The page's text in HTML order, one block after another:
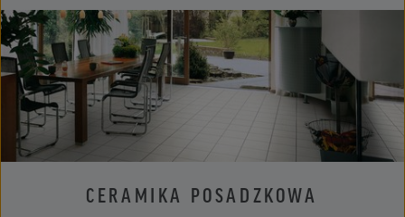
CERAMIKA POSADZKOWA